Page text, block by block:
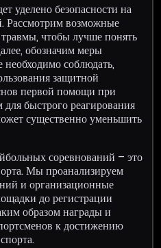
уделено безопасности на
Рассмотрим возможные
чтобы лучше понять
обозначим меры
соблюдать,
защитной
первой помощи при
быстрого реагирования
существенно уменьшить
соревнований – это
Мы проанализируем
и организационные
до регистрации
образом награды и
к достижению